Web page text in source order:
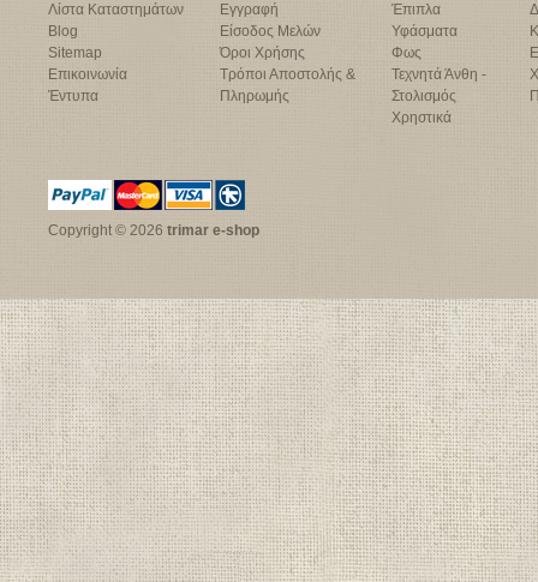
Λίστα Καταστημάτων
Blog
Sitemap
Επικοινωνία
Έντυπα
Εγγραφή
Είσοδος Μελών
Όροι Χρήσης
Τρόποι Αποστολής &
Πληρωμής
Έπιπλα
Υφάσματα
Φως
Τεχνητά Άνθη -
Στολισμός
Χρηστικά
Copyright © 2026 trimar e-shop